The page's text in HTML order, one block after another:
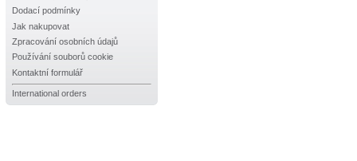
Dodací podmínky
Jak nakupovat
Zpracování osobních údajů
Používání souborů cookie
Kontaktní formulář
International orders